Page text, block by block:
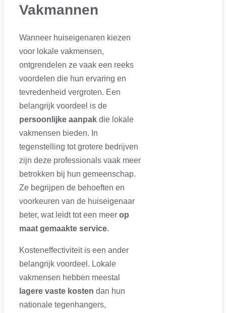
Vakmannen
Wanneer huiseigenaren kiezen
voor lokale vakmensen,
ontgrendelen ze vaak een reeks
voordelen die hun ervaring en
tevredenheid vergroten. Een
belangrijk voordeel is de
persoonlijke aanpak die lokale
vakmensen bieden. In
tegenstelling tot grotere bedrijven
zijn deze professionals vaak meer
betrokken bij hun gemeenschap.
Ze begrijpen de behoeften en
voorkeuren van de huiseigenaar
beter, wat leidt tot een meer op
maat gemaakte service.
Kosteneffectiviteit is een ander
belangrijk voordeel. Lokale
vakmensen hebben meestal
lagere vaste kosten dan hun
nationale tegenhangers,